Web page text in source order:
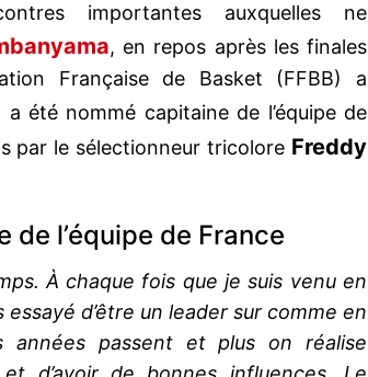
importantes auxquelles ne
, en repos après les finales
Française de Basket (FFBB) a
a été nommé capitaine de l’équipe de
par le sélectionneur tricolore Freddy
de l’équipe de France
À chaque fois que je suis venu en
essayé d’être un leader sur comme en
années passent et plus on réalise